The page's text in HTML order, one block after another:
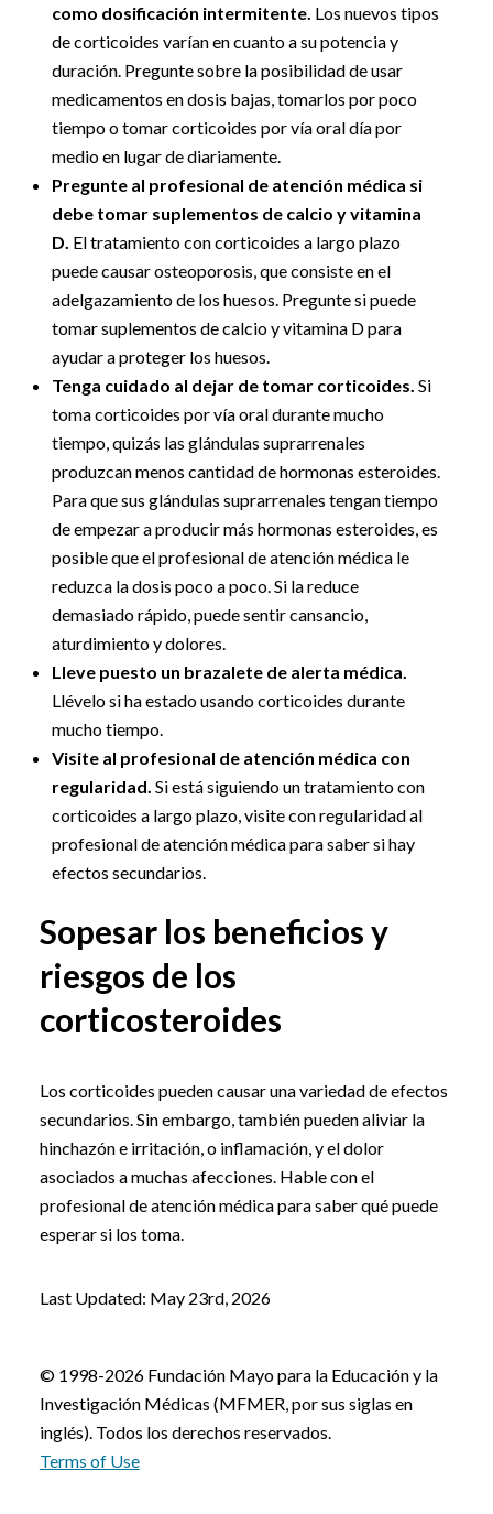
como dosificación intermitente. Los nuevos tipos
de corticoides varían en cuanto a su potencia y
duración. Pregunte sobre la posibilidad de usar
medicamentos en dosis bajas, tomarlos por poco
tiempo o tomar corticoides por vía oral día por
medio en lugar de diariamente.
Pregunte al profesional de atención médica si
debe tomar suplementos de calcio y vitamina
D. El tratamiento con corticoides a largo plazo
puede causar osteoporosis, que consiste en el
adelgazamiento de los huesos. Pregunte si puede
tomar suplementos de calcio y vitamina D para
ayudar a proteger los huesos.
Tenga cuidado al dejar de tomar corticoides. Si
toma corticoides por vía oral durante mucho
tiempo, quizás las glándulas suprarrenales
produzcan menos cantidad de hormonas esteroides.
Para que sus glándulas suprarrenales tengan tiempo
de empezar a producir más hormonas esteroides, es
posible que el profesional de atención médica le
reduzca la dosis poco a poco. Si la reduce
demasiado rápido, puede sentir cansancio,
aturdimiento y dolores.
Lleve puesto un brazalete de alerta médica.
Llévelo si ha estado usando corticoides durante
mucho tiempo.
Visite al profesional de atención médica con
regularidad. Si está siguiendo un tratamiento con
corticoides a largo plazo, visite con regularidad al
profesional de atención médica para saber si hay
efectos secundarios.
Sopesar los beneficios y
riesgos de los
corticosteroides
Los corticoides pueden causar una variedad de efectos
secundarios. Sin embargo, también pueden aliviar la
hinchazón e irritación, o inflamación, y el dolor
asociados a muchas afecciones. Hable con el
profesional de atención médica para saber qué puede
esperar si los toma.
Last Updated: May 23rd, 2026
© 1998-2026 Fundación Mayo para la Educación y la
Investigación Médicas (MFMER, por sus siglas en
inglés). Todos los derechos reservados.
Terms of Use